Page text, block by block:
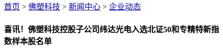
首页 > 佛塑科技 > 新闻中心 > 企业动态
喜讯！佛塑科技控股子公司纬达光电入选北证50和专精特新指
数样本股名单